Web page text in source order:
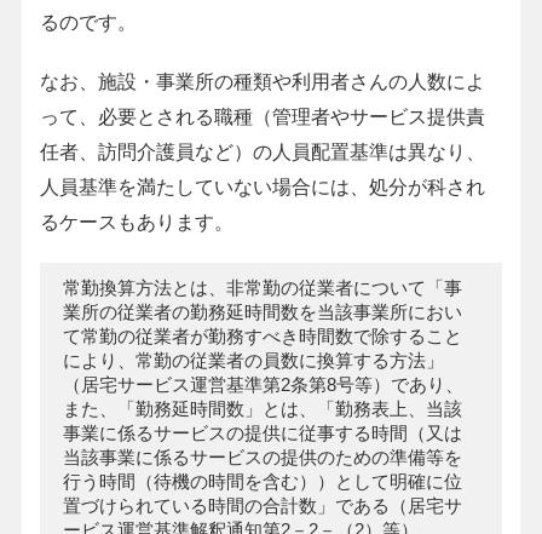
るのです。
なお、施設・事業所の種類や利用者さんの人数によ
って、必要とされる職種（管理者やサービス提供責
任者、訪問介護員など）の人員配置基準は異なり、
人員基準を満たしていない場合には、処分が科され
るケースもあります。
常勤換算方法とは、非常勤の従業者について「事
業所の従業者の勤務延時間数を当該事業所におい
て常勤の従業者が勤務すべき時間数で除すること
により、常勤の従業者の員数に換算する方法」
（居宅サービス運営基準第2条第8号等）であり、
また、「勤務延時間数」とは、「勤務表上、当該
事業に係るサービスの提供に従事する時間（又は
当該事業に係るサービスの提供のための準備等を
行う時間（待機の時間を含む））として明確に位
置づけられている時間の合計数」である（居宅サ